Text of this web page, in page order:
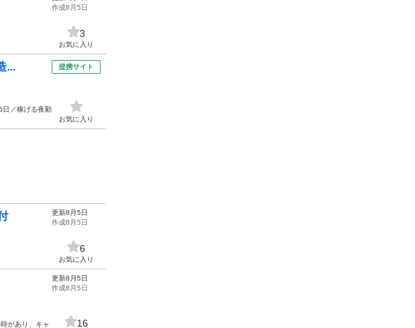
作成8月5日
3
お気に入り
...
日／稼げる夜勤
提携サイト
お気に入り
更新8月5日
作成8月5日
6
お気に入り
があり、キャ
更新8月5日
作成8月5日
16